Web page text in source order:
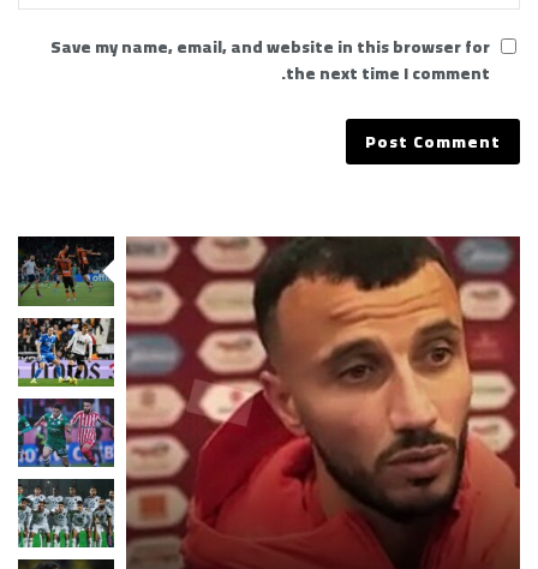
Save my name, email, and website in this browser for
the next time I comment.